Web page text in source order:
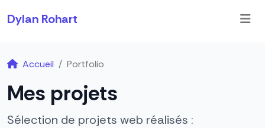
Dylan Rohart
Accueil Portfolio
Mes projets
Sélection de projets web réalisés :